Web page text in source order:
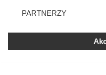
Kawa ziarnista Tchibo
Biedronce. Sprawdź, jakie
produkt w obniżonej cenie.
zmienić/wycofać klikając
znajdujący się w lewym
rodzaje przetwarzania
użytkownika, ale masz
przetwarzaniu. Preferencje
PARTNERZY